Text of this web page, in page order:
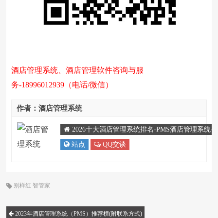
酒店管理系统、酒店管理软件咨询与服
务-18996012939（电话/微信）
作者：酒店管理系统
2026十大酒店管理系统排名-PMS酒店管理系统-
站点 QQ交谈
别样红 智管家
2023年酒店管理系统（PMS）推荐榜(附联系方式)